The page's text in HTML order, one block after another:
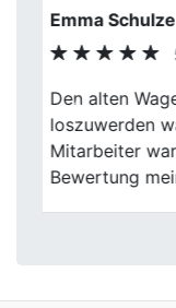
Autoankauf
Auto
Wir